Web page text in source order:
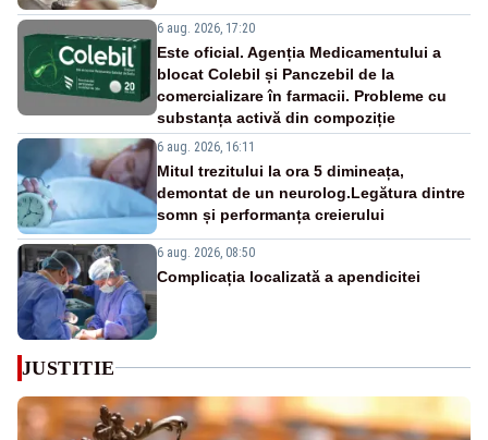
6 aug. 2026, 17:20
Este oficial. Agenția Medicamentului a
blocat Colebil și Panczebil de la
comercializare în farmacii. Probleme cu
substanța activă din compoziție
6 aug. 2026, 16:11
Mitul trezitului la ora 5 dimineața,
demontat de un neurolog.Legătura dintre
somn și performanța creierului
6 aug. 2026, 08:50
Complicația localizată a apendicitei
JUSTITIE